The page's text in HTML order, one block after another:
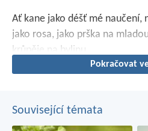
Ať kane jako déšť mé naučení,
jako rosa, jako prška na
krůpěje na bylinu.
Pokračovat
Související témata